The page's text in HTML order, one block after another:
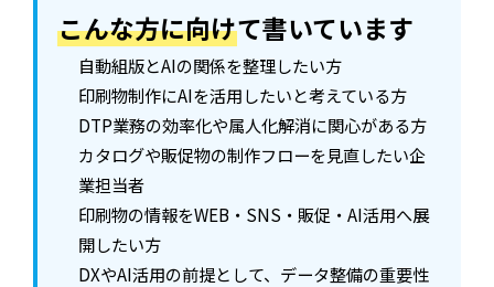
こんな方に向けて書いています
自動組版とAIの関係を整理したい方
印刷物制作にAIを活用したいと考えている方
DTP業務の効率化や属人化解消に関心がある方
カタログや販促物の制作フローを見直したい企
業担当者
印刷物の情報をWEB・SNS・販促・AI活用へ展
開したい方
DXやAI活用の前提として、データ整備の重要性